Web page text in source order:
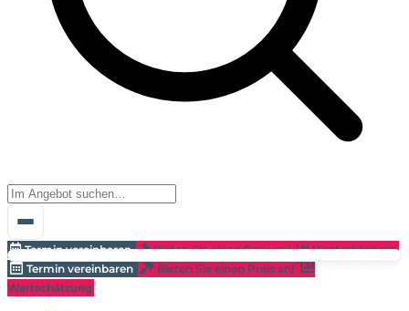
Termin vereinbaren Bieten Sie einen Preis an!
Wertschätzung
Termin vereinbaren
Bieten Sie einen Preis an!
Wertschätzung